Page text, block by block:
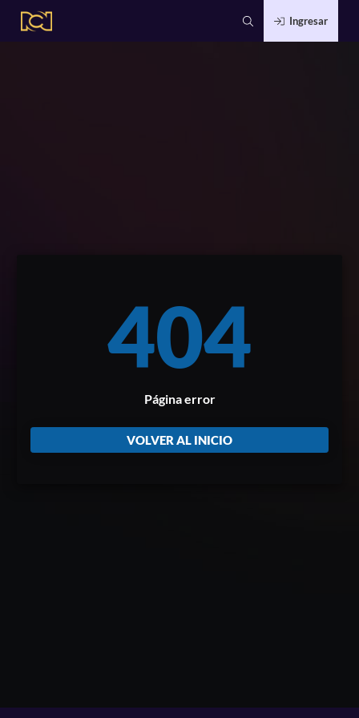
Ingresar
404
Página error
VOLVER AL INICIO